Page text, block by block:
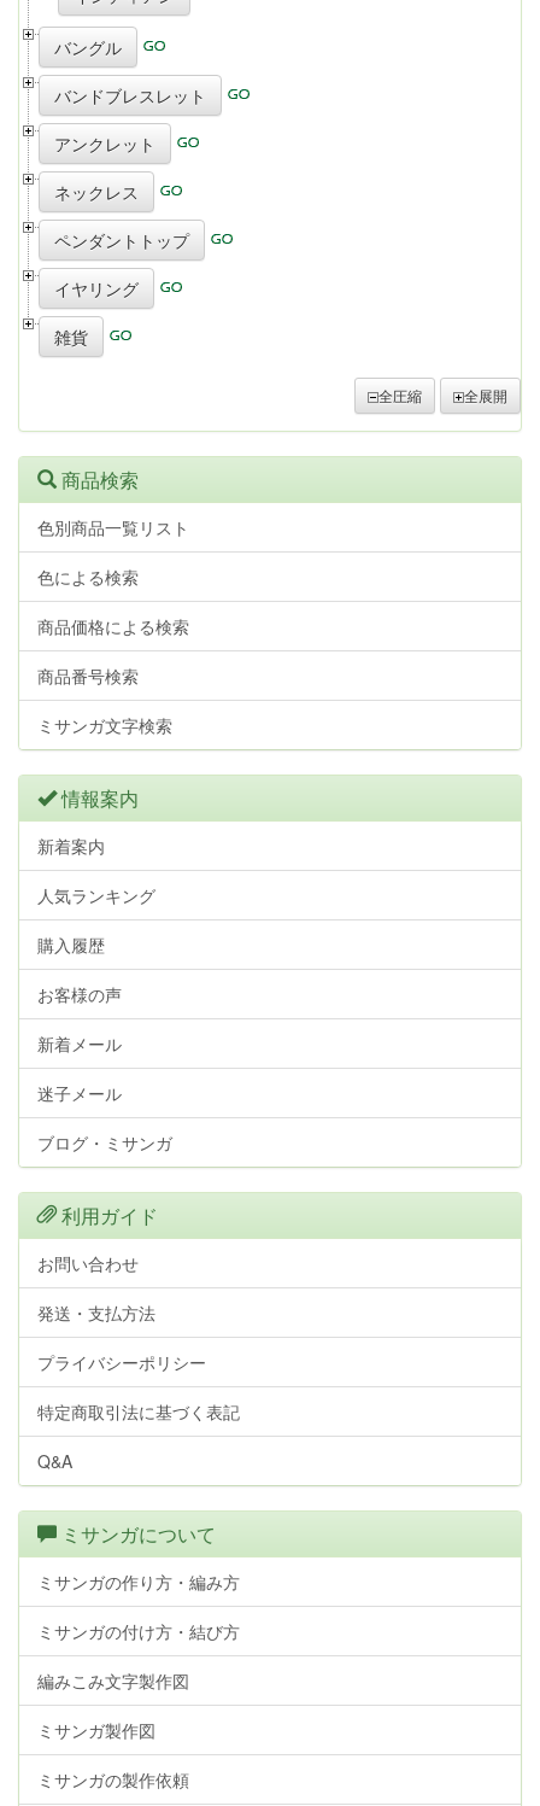
バングル
バンドブレスレット
アンクレット
ネックレス
ペンダントトップ
イヤリング
雑貨
全圧縮 全展開
商品検索
色別商品一覧リスト
色による検索
商品価格による検索
商品番号検索
ミサンガ文字検索
情報案内
新着案内
人気ランキング
購入履歴
お客様の声
新着メール
迷子メール
ブログ・ミサンガ
利用ガイド
お問い合わせ
発送・支払方法
プライバシーポリシー
特定商取引法に基づく表記
Q&A
ミサンガについて
ミサンガの作り方・編み方
ミサンガの付け方・結び方
編みこみ文字製作図
ミサンガ製作図
ミサンガの製作依頼